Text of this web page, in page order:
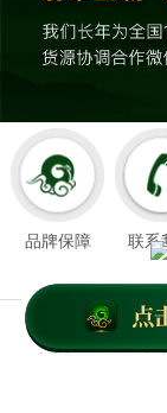
品牌保障 联系
我们
首页 客